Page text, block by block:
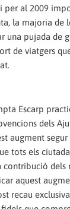
per al 2009
la majoria de
una pujada de
de viatgers
Escarp
dels
augment
tots els
dels
aquest
recau